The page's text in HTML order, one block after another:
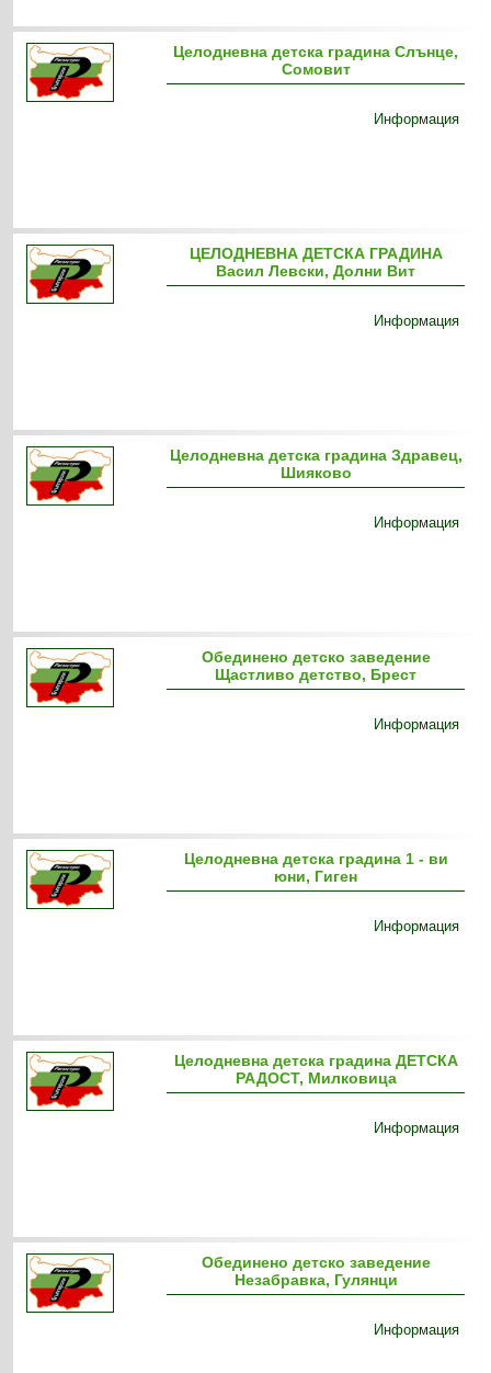
Целодневна детска градина Слънце,
Сомовит
Информация
ЦЕЛОДНЕВНА ДЕТСКА ГРАДИНА
Васил Левски, Долни Вит
Информация
Целодневна детска градина Здравец,
Шияково
Информация
Обединено детско заведение
Щастливо детство, Брест
Информация
Целодневна детска градина 1 - ви
юни, Гиген
Информация
Целодневна детска градина ДЕТСКА
РАДОСТ, Милковица
Информация
Обединено детско заведение
Незабравка, Гулянци
Информация